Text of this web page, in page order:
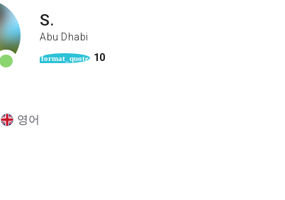
S.
Abu Dhabi
format_quote 10
영어